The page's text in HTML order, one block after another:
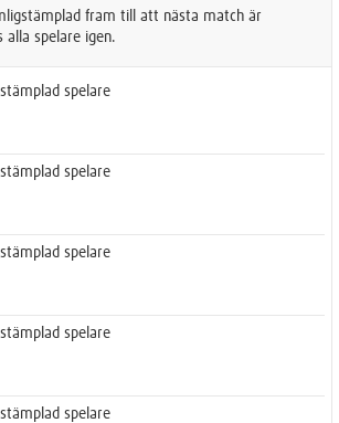
fram till att nästa match är
alla spelare igen.
spelare
spelare
spelare
spelare
spelare